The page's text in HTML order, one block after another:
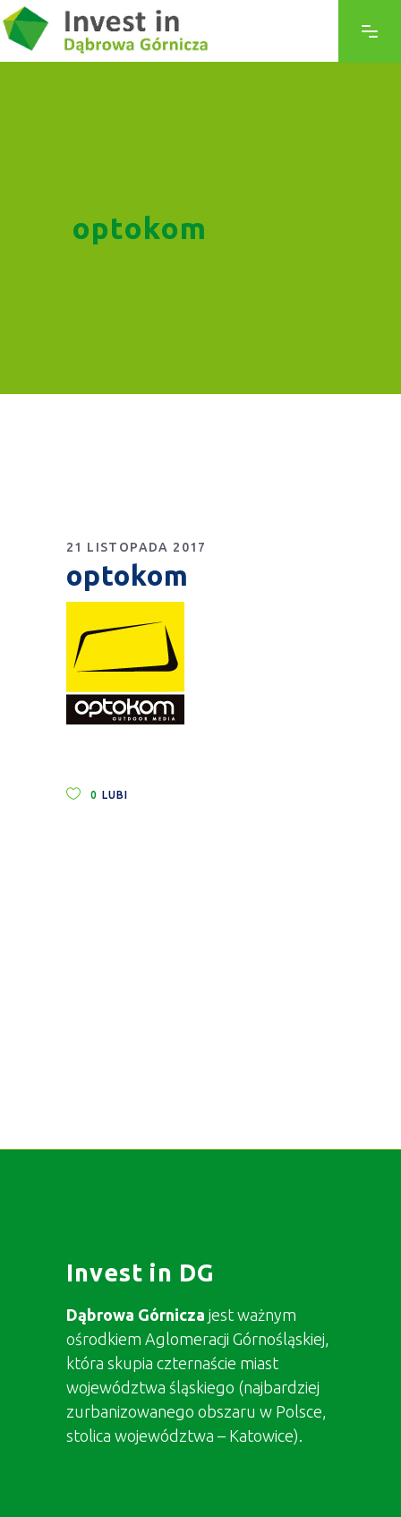
optokom
21 LISTOPADA 2017
optokom
0 LUBI
Invest in DG
Dąbrowa Górnicza jest ważnym
ośrodkiem Aglomeracji Górnośląskiej,
która skupia czternaście miast
województwa śląskiego (najbardziej
zurbanizowanego obszaru w Polsce,
stolica województwa – Katowice).